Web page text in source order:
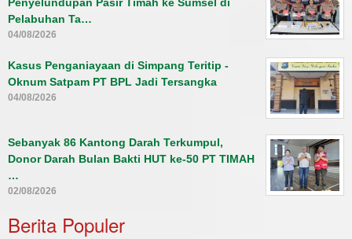
Pelabuhan Ta…
04/08/2026
Kasus Penganiayaan di Simpang Teritip -
Oknum Satpam PT BPL Jadi Tersangka
04/08/2026
Sebanyak 86 Kantong Darah Terkumpul,
Donor Darah Bulan Bakti HUT ke-50 PT TIMAH
…
02/08/2026
Berita Populer